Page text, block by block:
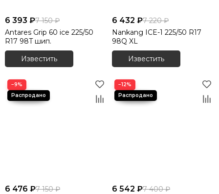
6 393 ₽7 150 ₽
Antares Grip 60 ice 225/50
R17 98T шип.
Известить
6 432 ₽7 220 ₽
Nankang ICE-1 225/50 R17
98Q XL
Известить
−9%
6 476 ₽7 150 ₽
−12%
6 542 ₽7 400 ₽